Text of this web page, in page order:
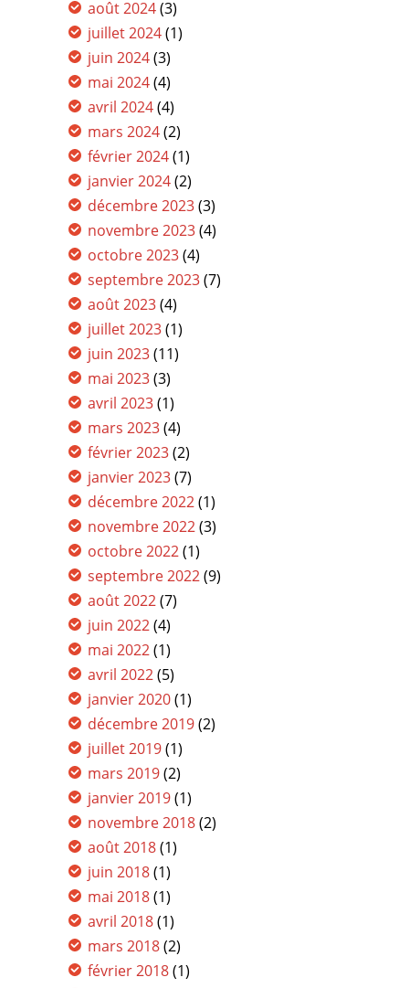
août 2024(3)
juillet 2024(1)
juin 2024(3)
mai 2024(4)
avril 2024(4)
mars 2024(2)
février 2024(1)
janvier 2024(2)
décembre 2023(3)
novembre 2023(4)
octobre 2023(4)
septembre 2023(7)
août 2023(4)
juillet 2023(1)
juin 2023(11)
mai 2023(3)
avril 2023(1)
mars 2023(4)
février 2023(2)
janvier 2023(7)
décembre 2022(1)
novembre 2022(3)
octobre 2022(1)
septembre 2022(9)
août 2022(7)
juin 2022(4)
mai 2022(1)
avril 2022(5)
janvier 2020(1)
décembre 2019(2)
juillet 2019(1)
mars 2019(2)
janvier 2019(1)
novembre 2018(2)
août 2018(1)
juin 2018(1)
mai 2018(1)
avril 2018(1)
mars 2018(2)
février 2018(1)